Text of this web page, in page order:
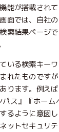
能が搭載され
面では、自社
索結果ページ
いる検索キー
れたものです
ります。例え
ス』『ホーム
るように意図
ットセキュリ